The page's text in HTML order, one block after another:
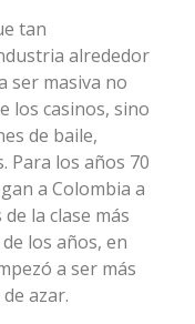
tan
alrededor
ser masiva no
los casinos, sino
de baile,
Para los años 70
a Colombia a
la clase más
los años, en
a ser más
azar.